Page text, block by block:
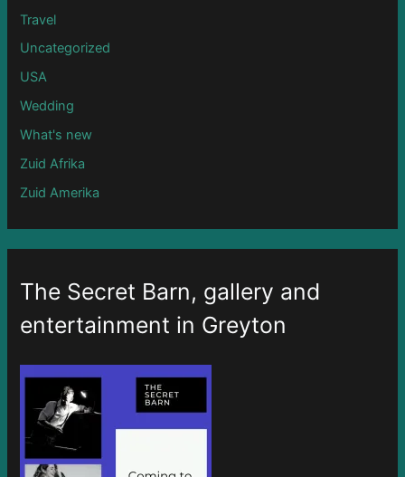
Travel
Uncategorized
USA
Wedding
What's new
Zuid Afrika
Zuid Amerika
The Secret Barn, gallery and
entertainment in Greyton